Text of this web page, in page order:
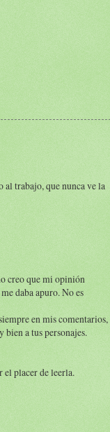
al trabajo, que nunca ve la
creo que mi opinión
daba apuro. No es
en mis comentarios,
a tus personajes.
el placer de leerla.